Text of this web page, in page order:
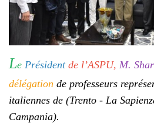
Le Président de l’ASPU, M.
délégation de professeurs
italiennes de (Trento - La
Campania).